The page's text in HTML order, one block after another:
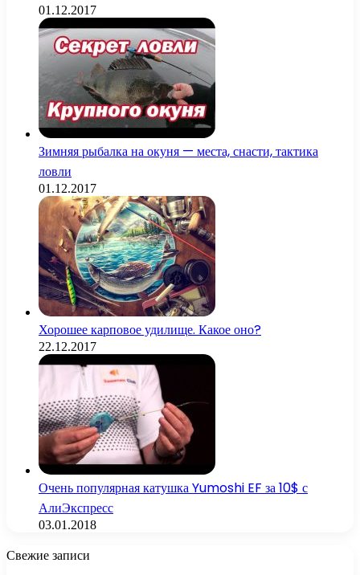
01.12.2017
Зимняя рыбалка на окуня — места, снасти, тактика
ловли
01.12.2017
Хорошее карповое удилище. Какое оно?
22.12.2017
Очень популярная катушка Yumoshi EF за 10$ с
АлиЭкспресс
03.01.2018
Свежие записи